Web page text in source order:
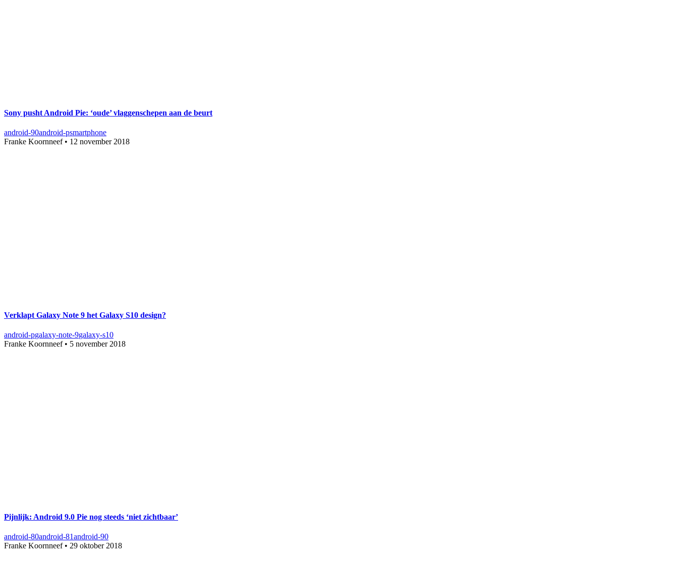
Sony pusht Android Pie: ‘oude’ vlaggenschepen aan de beurt
android-90android-psmartphone
Franke Koornneef• 12 november 2018
Verklapt Galaxy Note 9 het Galaxy S10 design?
android-pgalaxy-note-9galaxy-s10
Franke Koornneef• 5 november 2018
Pijnlijk: Android 9.0 Pie nog steeds ‘niet zichtbaar’
android-80android-81android-90
Franke Koornneef• 29 oktober 2018